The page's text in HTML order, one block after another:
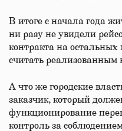
В итоге с начала года
ни разу не увидели
контракта на
считать реализованным
А что же городские
заказчик, который
функционирование
контроль за